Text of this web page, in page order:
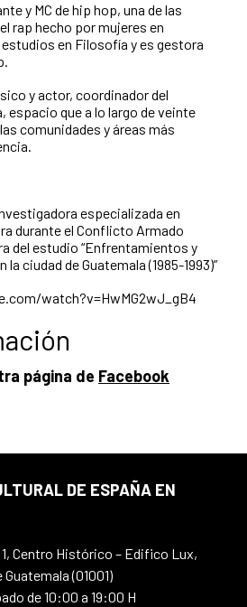
y MC de hip hop, una de las
rap hecho por mujeres en
en Filosofía y es gestora
y actor, coordinador del
espacio que a lo largo de veinte
comunidades y áreas más
especializada en
durante el Conflicto Armado
del estudio “Enfrentamientos y
ciudad de Guatemala (1985-1993)”
watch?v=HwMG2wJ_gB4
página de Facebook
DE ESPAÑA EN
Centro Histórico – Edifico Lux,
(01001)
de 10:00 a 19:00 H